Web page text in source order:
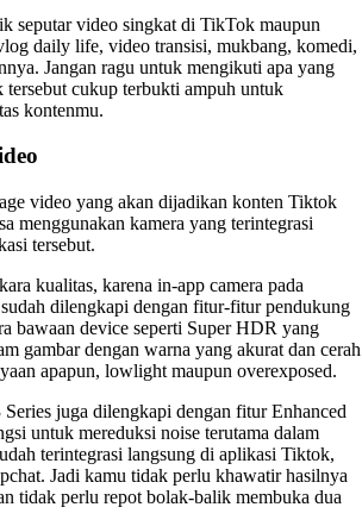
seputar video singkat di TikTok maupun
daily life, video transisi, mukbang, komedi,
Jangan ragu untuk mengikuti apa yang
tersebut cukup terbukti ampuh untuk
kontenmu.
video yang akan dijadikan konten Tiktok
menggunakan kamera yang terintegrasi
tersebut.
kualitas, karena in-app camera pada
dilengkapi dengan fitur-fitur pendukung
bawaan device seperti Super HDR yang
gambar dengan warna yang akurat dan cerah
apapun, lowlight maupun overexposed.
juga dilengkapi dengan fitur Enhanced
untuk mereduksi noise terutama dalam
terintegrasi langsung di aplikasi Tiktok,
Jadi kamu tidak perlu khawatir hasilnya
tidak perlu repot bolak-balik membuka dua